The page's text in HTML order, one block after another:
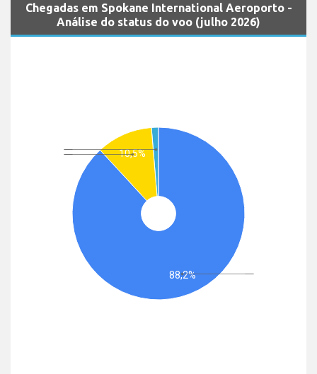
Chegadas em Spokane International Aeroporto -
Análise do status do voo (julho 2026)
10,5%
88,2%